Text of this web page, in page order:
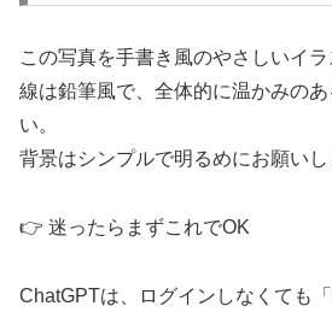
この写真を手書き風のやさしいイラ
線は鉛筆風で、全体的に温かみの
い。
背景はシンプルで明るめにお願いし
👉 迷ったらまずこれでOK
ChatGPTは、ログインしなくても